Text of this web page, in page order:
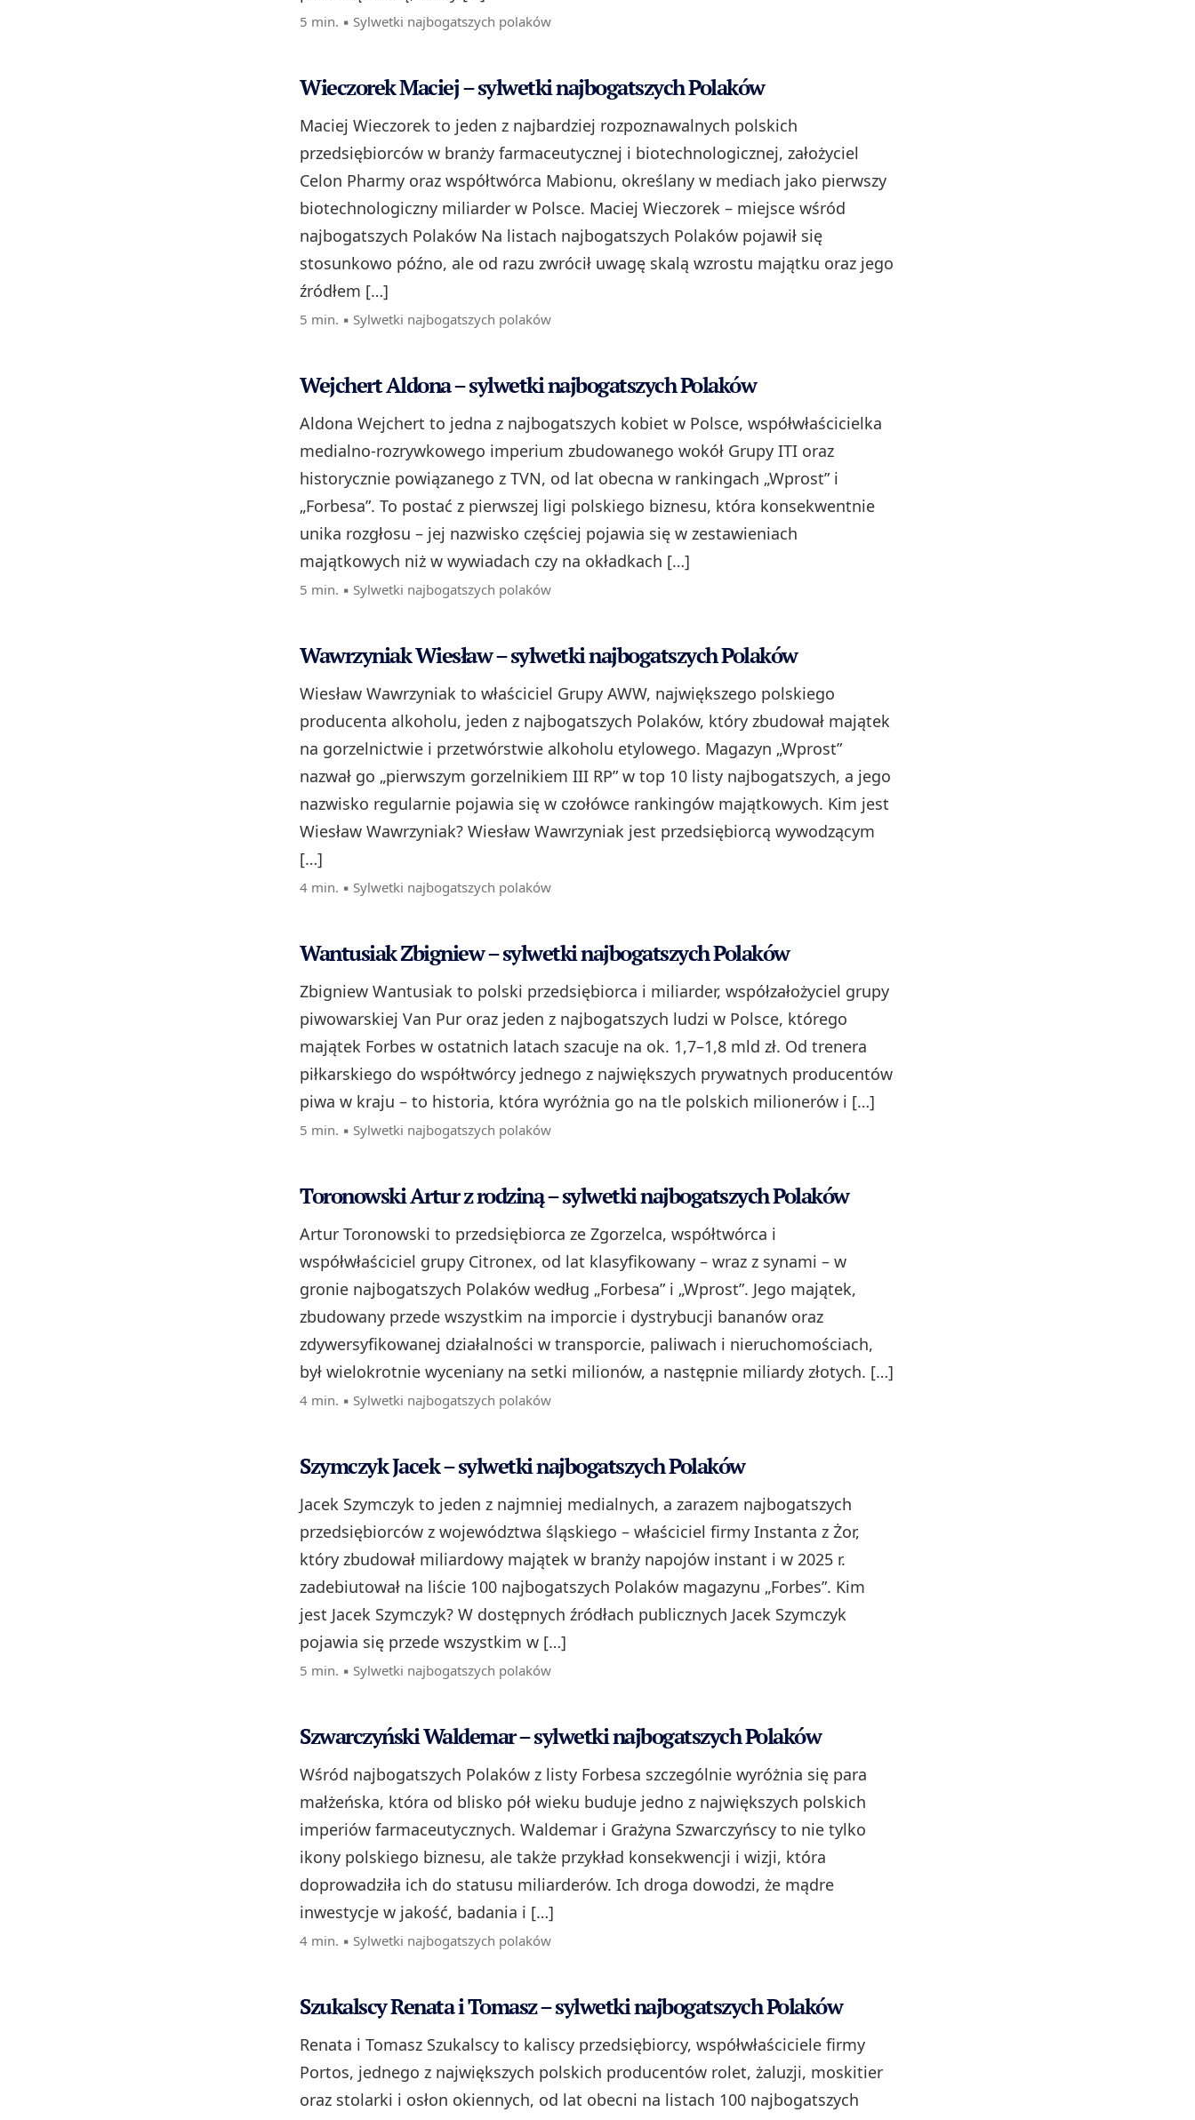
5 min. ▪ Sylwetki najbogatszych polaków
Wieczorek Maciej – sylwetki najbogatszych Polaków
Maciej Wieczorek to jeden z najbardziej rozpoznawalnych polskich
przedsiębiorców w branży farmaceutycznej i biotechnologicznej, założyciel
Celon Pharmy oraz współtwórca Mabionu, określany w mediach jako pierwszy
biotechnologiczny miliarder w Polsce. Maciej Wieczorek – miejsce wśród
najbogatszych Polaków Na listach najbogatszych Polaków pojawił się
stosunkowo późno, ale od razu zwrócił uwagę skalą wzrostu majątku oraz jego
źródłem […]
5 min. ▪ Sylwetki najbogatszych polaków
Wejchert Aldona – sylwetki najbogatszych Polaków
Aldona Wejchert to jedna z najbogatszych kobiet w Polsce, współwłaścicielka
medialno‑rozrywkowego imperium zbudowanego wokół Grupy ITI oraz
historycznie powiązanego z TVN, od lat obecna w rankingach „Wprost” i
„Forbesa”. To postać z pierwszej ligi polskiego biznesu, która konsekwentnie
unika rozgłosu – jej nazwisko częściej pojawia się w zestawieniach
majątkowych niż w wywiadach czy na okładkach […]
5 min. ▪ Sylwetki najbogatszych polaków
Wawrzyniak Wiesław – sylwetki najbogatszych Polaków
Wiesław Wawrzyniak to właściciel Grupy AWW, największego polskiego
producenta alkoholu, jeden z najbogatszych Polaków, który zbudował majątek
na gorzelnictwie i przetwórstwie alkoholu etylowego. Magazyn „Wprost”
nazwał go „pierwszym gorzelnikiem III RP” w top 10 listy najbogatszych, a jego
nazwisko regularnie pojawia się w czołówce rankingów majątkowych. Kim jest
Wiesław Wawrzyniak? Wiesław Wawrzyniak jest przedsiębiorcą wywodzącym
[…]
4 min. ▪ Sylwetki najbogatszych polaków
Wantusiak Zbigniew – sylwetki najbogatszych Polaków
Zbigniew Wantusiak to polski przedsiębiorca i miliarder, współzałożyciel grupy
piwowarskiej Van Pur oraz jeden z najbogatszych ludzi w Polsce, którego
majątek Forbes w ostatnich latach szacuje na ok. 1,7–1,8 mld zł. Od trenera
piłkarskiego do współtwórcy jednego z największych prywatnych producentów
piwa w kraju – to historia, która wyróżnia go na tle polskich milionerów i […]
5 min. ▪ Sylwetki najbogatszych polaków
Toronowski Artur z rodziną – sylwetki najbogatszych Polaków
Artur Toronowski to przedsiębiorca ze Zgorzelca, współtwórca i
współwłaściciel grupy Citronex, od lat klasyfikowany – wraz z synami – w
gronie najbogatszych Polaków według „Forbesa” i „Wprost”. Jego majątek,
zbudowany przede wszystkim na imporcie i dystrybucji bananów oraz
zdywersyfikowanej działalności w transporcie, paliwach i nieruchomościach,
był wielokrotnie wyceniany na setki milionów, a następnie miliardy złotych. […]
4 min. ▪ Sylwetki najbogatszych polaków
Szymczyk Jacek – sylwetki najbogatszych Polaków
Jacek Szymczyk to jeden z najmniej medialnych, a zarazem najbogatszych
przedsiębiorców z województwa śląskiego – właściciel firmy Instanta z Żor,
który zbudował miliardowy majątek w branży napojów instant i w 2025 r.
zadebiutował na liście 100 najbogatszych Polaków magazynu „Forbes”. Kim
jest Jacek Szymczyk? W dostępnych źródłach publicznych Jacek Szymczyk
pojawia się przede wszystkim w […]
5 min. ▪ Sylwetki najbogatszych polaków
Szwarczyński Waldemar – sylwetki najbogatszych Polaków
Wśród najbogatszych Polaków z listy Forbesa szczególnie wyróżnia się para
małżeńska, która od blisko pół wieku buduje jedno z największych polskich
imperiów farmaceutycznych. Waldemar i Grażyna Szwarczyńscy to nie tylko
ikony polskiego biznesu, ale także przykład konsekwencji i wizji, która
doprowadziła ich do statusu miliarderów. Ich droga dowodzi, że mądre
inwestycje w jakość, badania i […]
4 min. ▪ Sylwetki najbogatszych polaków
Szukalscy Renata i Tomasz – sylwetki najbogatszych Polaków
Renata i Tomasz Szukalscy to kaliscy przedsiębiorcy, współwłaściciele firmy
Portos, jednego z największych polskich producentów rolet, żaluzji, moskitier
oraz stolarki i osłon okiennych, od lat obecni na listach 100 najbogatszych